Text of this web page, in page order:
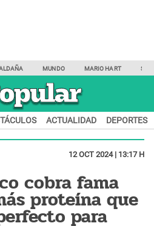
MUNDO MARIO HART
ACTUALIDAD DEPORTES
12 OCT 2024 | 13:17 H
cobra fama
proteína que
para